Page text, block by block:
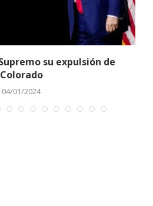
su expulsión de
Colorado
04/01/2024